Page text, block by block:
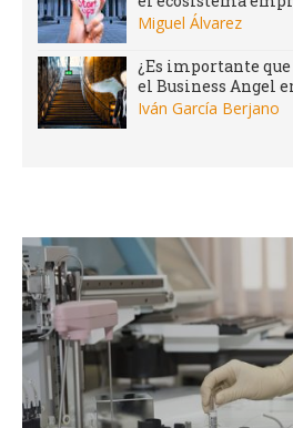
Miguel Álvarez
¿Es importante
el Business Angel
Iván García Berjano